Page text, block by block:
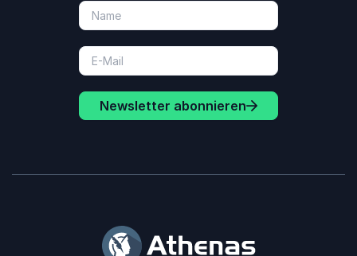
Newsletter abonnieren